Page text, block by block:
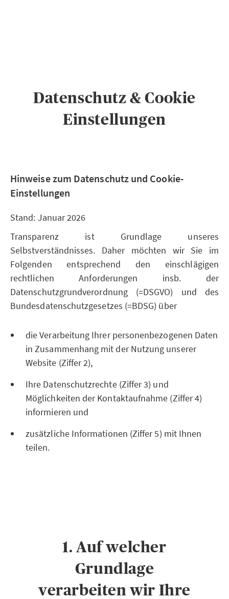
Datenschutz & Cookie
Einstellungen
Hinweise zum Datenschutz und Cookie-
Einstellungen
Stand: Januar 2026
Transparenz ist Grundlage unseres
Selbstverständnisses. Daher möchten wir Sie im
Folgenden entsprechend den einschlägigen
rechtlichen Anforderungen insb. der
Datenschutzgrundverordnung (=DSGVO) und des
Bundesdatenschutzgesetzes (=BDSG) über
die Verarbeitung Ihrer personenbezogenen Daten
in Zusammenhang mit der Nutzung unserer
Website (Ziffer 2),
Ihre Datenschutzrechte (Ziffer 3) und
Möglichkeiten der Kontaktaufnahme (Ziffer 4)
informieren und
zusätzliche Informationen (Ziffer 5) mit Ihnen
teilen.
1. Auf welcher
Grundlage
verarbeiten wir Ihre